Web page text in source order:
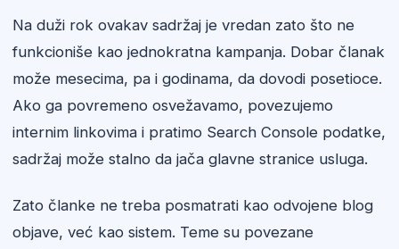
Na duži rok ovakav sadržaj je vredan zato što ne
funkcioniše kao jednokratna kampanja. Dobar članak
može mesecima, pa i godinama, da dovodi posetioce.
Ako ga povremeno osvežavamo, povezujemo
internim linkovima i pratimo Search Console podatke,
sadržaj može stalno da jača glavne stranice usluga.
Zato članke ne treba posmatrati kao odvojene blog
objave, već kao sistem. Teme su povezane